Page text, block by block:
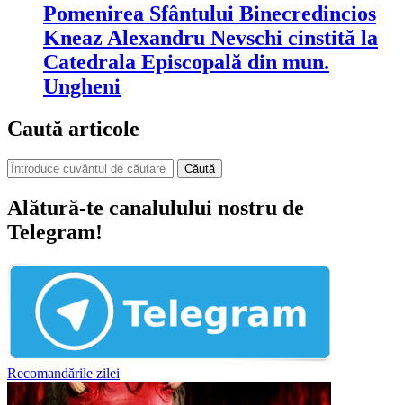
Pomenirea Sfântului Binecredincios
Kneaz Alexandru Nevschi cinstită la
Catedrala Episcopală din mun.
Ungheni
Caută articole
Căută
Alătură-te canalulului nostru de
Telegram!
Recomandările zilei